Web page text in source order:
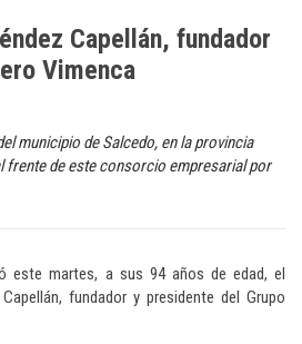
Capellán, fundador
Vimenca
municipio de Salcedo, en la provincia
frente de este consorcio empresarial por
este martes, a sus 94 años de edad, el
fundador y presidente del Grupo